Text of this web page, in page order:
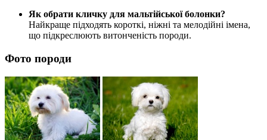
Як обрати кличку для мальтійської болонки?
Найкраще підходять короткі, ніжні та мелодійні імена,
що підкреслюють витонченість породи.
Фото породи